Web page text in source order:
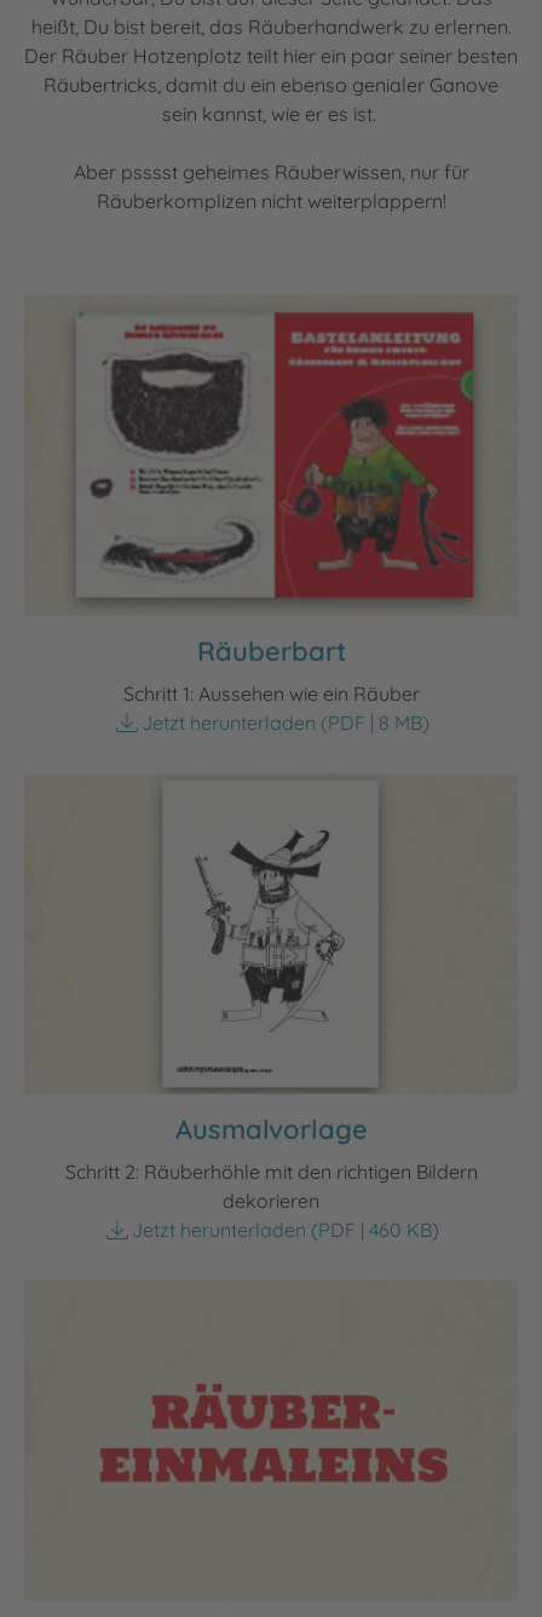
heißt, Du bist bereit, das Räuberhandwerk zu erlernen.
Der Räuber Hotzenplotz teilt hier ein paar seiner besten
Räubertricks, damit du ein ebenso genialer Ganove
sein kannst, wie er es ist.
Aber psssst geheimes Räuberwissen, nur für
Räuberkomplizen nicht weiterplappern!
Räuberbart
Schritt 1: Aussehen wie ein Räuber
Jetzt herunterladen (PDF | 8 MB)
Ausmalvorlage
Schritt 2: Räuberhöhle mit den richtigen Bildern
dekorieren
Jetzt herunterladen (PDF | 460 KB)